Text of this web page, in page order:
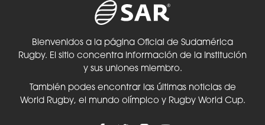
Bienvenidos a la página Oficial de Sudamérica
Rugby. El sitio concentra información de la Institución
y sus uniones miembro.
También podes encontrar las últimas noticias de
World Rugby, el mundo olímpico y Rugby World Cup.